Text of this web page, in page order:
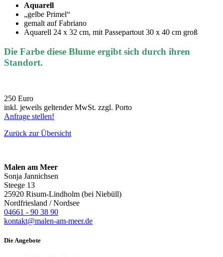
Aquarell
„gelbe Primel“
gemalt auf Fabriano
Aquarell 24 x 32 cm, mit Passepartout 30 x 40 cm groß
Die Farbe diese Blume ergibt sich durch ihren
Standort.
250 Euro
inkl. jeweils geltender MwSt. zzgl. Porto
Anfrage stellen!
Zurück zur Übersicht
Malen am Meer
Sonja Jannichsen
Steege 13
25920 Risum-Lindholm (bei Niebüll)
Nordfriesland / Nordsee
04661 - 90 38 90
kontakt@malen-am-meer.de
Die Angebote